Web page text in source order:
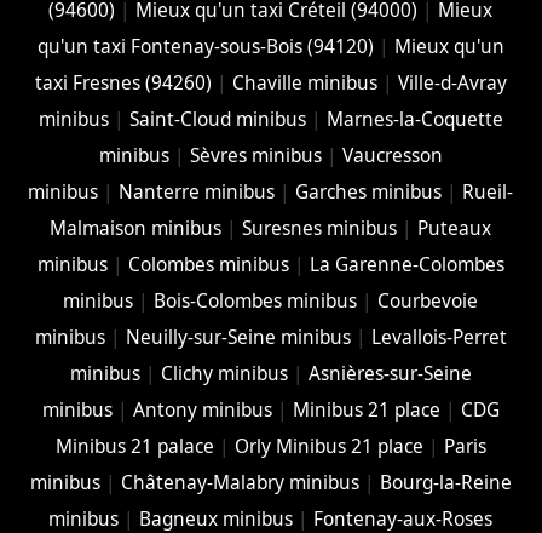
(94600) | Mieux qu'un taxi Créteil (94000) | Mieux
qu'un taxi Fontenay-sous-Bois (94120) | Mieux qu'un
taxi Fresnes (94260) | Chaville minibus| Ville-d-Avray
minibus| Saint-Cloud minibus| Marnes-la-Coquette
minibus| Sèvres minibus| Vaucresson
minibus | Nanterre minibus | Garches minibus | Rueil-
Malmaison minibus |Suresnes minibus | Puteaux
minibus| Colombes minibus| La Garenne-Colombes
minibus | Bois-Colombes minibus | Courbevoie
minibus| Neuilly-sur-Seine minibus| Levallois-Perret
minibus| Clichy minibus| Asnières-sur-Seine
minibus| Antony minibus| Minibus 21 place | CDG
Minibus 21 palace | Orly Minibus 21 place | Paris
minibus| Châtenay-Malabry minibus| Bourg-la-Reine
minibus | Bagneux minibus | Fontenay-aux-Roses